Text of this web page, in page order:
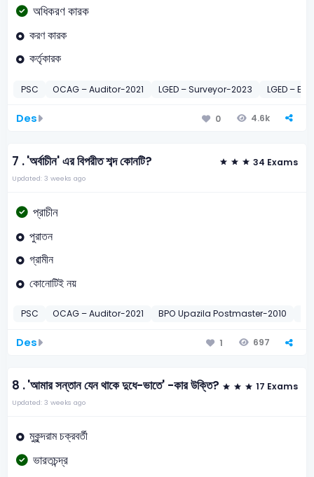
অধিকরণ কারক
করণ কারক
কর্তৃকারক
PSC OCAG – Auditor-2021 LGED – Surveyor-2023 LGED –
Des 0 4.6k
7 .'অর্বাচীন' এর বিপরীত শব্দ কোনটি? 34 Exams
Updated: 3 weeks ago
প্রাচীন
পুরাতন
গ্রামীন
কোনোটিই নয়
PSC OCAG – Auditor-2021 BPO Upazila Postmaster-2010
Des 1 697
8 .'আমার সন্তান যেন থাকে দুধে-ভাতে' -কার উক্তি? 17 Exams
Updated: 3 weeks ago
মুকুন্দরাম চক্রবর্তী
ভারতচন্দ্র